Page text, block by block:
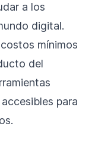
a los
digital.
mínimos
del
para